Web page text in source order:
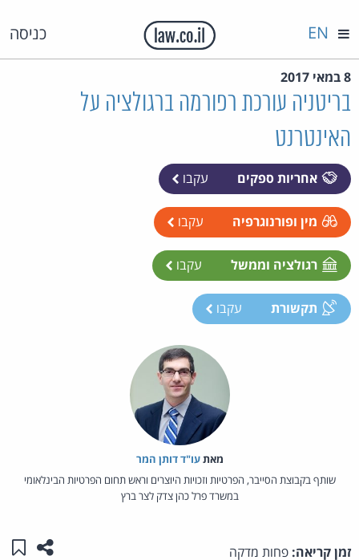
כניסה EN
8 במאי 2017
בריטניה עורכת רפורמה ברגולציה על
האינטרנט
אחריות ספקים עקבו
מין ופורנוגרפיה עקבו
רגולציה וממשל עקבו
תקשורת עקבו
מאת‏עו"ד דותן המר
שותף בקבוצת הסייבר, הפרטיות וזכויות היוצרים וראש תחום הפרטיות הבינלאומי
במשרד פרל כהן צדק לצר ברץ
זמן קריאה: פחות מדקה שתפו